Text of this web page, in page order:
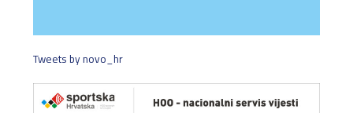
Tweets by novo_hr